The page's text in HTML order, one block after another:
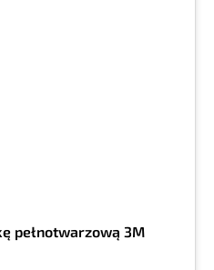
pełnotwarzową 3M